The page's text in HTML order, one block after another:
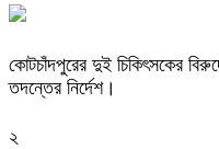
কোটচাঁদপুরের দুই চিকিৎসকের
তদন্তের নির্দেশ।
২